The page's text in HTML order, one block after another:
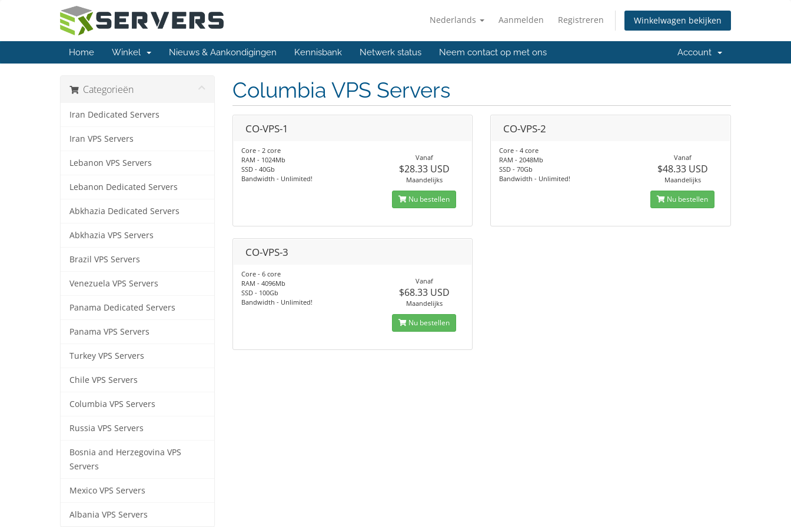
Nederlands Aanmelden Registreren Winkelwagen bekijken
Home Winkel Nieuws & Aankondigingen Kennisbank Netwerk status Neem contact op met ons Account
Categorieën
Iran Dedicated Servers
Iran VPS Servers
Lebanon VPS Servers
Lebanon Dedicated Servers
Abkhazia Dedicated Servers
Abkhazia VPS Servers
Brazil VPS Servers
Venezuela VPS Servers
Panama Dedicated Servers
Panama VPS Servers
Turkey VPS Servers
Chile VPS Servers
Columbia VPS Servers
Russia VPS Servers
Bosnia and Herzegovina VPS
Servers
Mexico VPS Servers
Albania VPS Servers
Columbia VPS Servers
CO-VPS-1
Core - 2 core
RAM - 1024Mb
SSD - 40Gb
Bandwidth - Unlimited!
Vanaf
$28.33 USD
Maandelijks
Nu bestellen
CO-VPS-2
Core - 4 core
RAM - 2048Mb
SSD - 70Gb
Bandwidth - Unlimited!
Vanaf
$48.33 USD
Maandelijks
Nu bestellen
CO-VPS-3
Core - 6 core
RAM - 4096Mb
SSD - 100Gb
Bandwidth - Unlimited!
Vanaf
$68.33 USD
Maandelijks
Nu bestellen